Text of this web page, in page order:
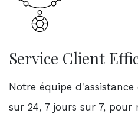
Service Client
Notre équipe
sur 24, 7 jours sur 7, pour